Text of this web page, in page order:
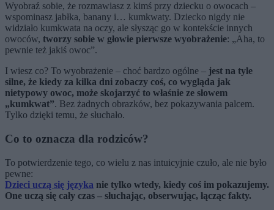
Wyobraź sobie, że rozmawiasz z kimś przy dziecku o owocach –
wspominasz jabłka, banany i… kumkwaty. Dziecko nigdy nie
widziało kumkwata na oczy, ale słysząc go w kontekście innych
owoców, tworzy sobie w głowie pierwsze wyobrażenie: „Aha, to
pewnie też jakiś owoc”.
I wiesz co? To wyobrażenie – choć bardzo ogólne – jest na tyle
silne, że kiedy za kilka dni zobaczy coś, co wygląda jak
nietypowy owoc, może skojarzyć to właśnie ze słowem
„kumkwat”. Bez żadnych obrazków, bez pokazywania palcem.
Tylko dzięki temu, że słuchało.
Co to oznacza dla rodziców?
To potwierdzenie tego, co wielu z nas intuicyjnie czuło, ale nie było
pewne:
Dzieci uczą się języka nie tylko wtedy, kiedy coś im pokazujemy.
One uczą się cały czas – słuchając, obserwując, łącząc fakty.